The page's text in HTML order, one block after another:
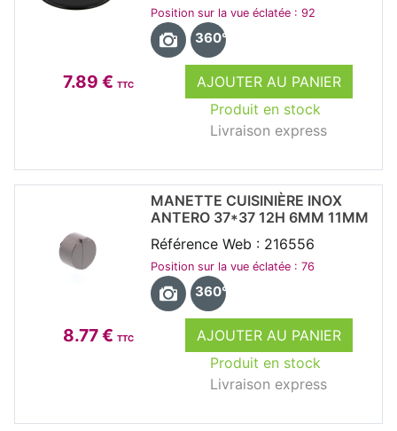
7.89 € TTC
AJOUTER AU PANIER
Produit en stock
Livraison express
Position sur la vue éclatée : 92
360°
8.77 € TTC
AJOUTER AU PANIER
Produit en stock
Livraison express
MANETTE CUISINIÈRE INOX
ANTERO 37*37 12H 6MM 11MM
Référence Web : 216556
Position sur la vue éclatée : 76
360°